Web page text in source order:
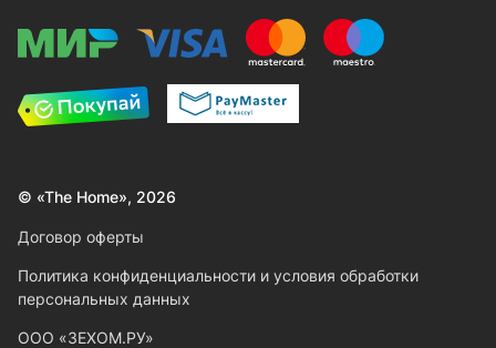
© «The Home», 2026
Договор оферты
Политика конфиденциальности и условия обработки
персональных данных
ООО «ЗЕХОМ.РУ»